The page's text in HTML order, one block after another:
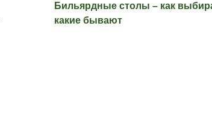
Бильярдные столы – как
какие бывают